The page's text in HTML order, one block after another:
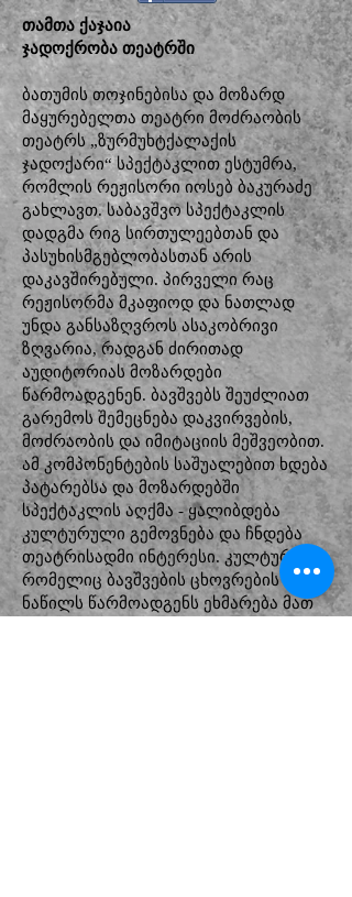
თამთა ქაჯაია
ჯადოქრობა თეატრში
ბათუმის თოჯინებისა და მოზარდ
მაყურებელთა თეატრი მოძრაობის
თეატრს „ზურმუხტქალაქის
ჯადოქარი“ სპექტაკლით ესტუმრა,
რომლის რეჟისორი იოსებ ბაკურაძე
გახლავთ. საბავშვო სპექტაკლის
დადგმა რიგ სირთულეებთან და
პასუხისმგებლობასთან არის
დაკავშირებული. პირველი რაც
რეჟისორმა მკაფიოდ და ნათლად
უნდა განსაზღვროს ასაკობრივი
ზღვარია, რადგან ძირითად
აუდიტორიას მოზარდები
წარმოადგენენ. ბავშვებს შეუძლიათ
გარემოს შემეცნება დაკვირვების,
მოძრაობის და იმიტაციის მეშვეობით.
ამ კომპონენტების საშუალებით ხდება
პატარებსა და მოზარდებში
სპექტაკლის აღქმა - ყალიბდება
კულტურული გემოვნება და ჩნდება
თეატრისადმი ინტერესი. კულტურა
რომელიც ბავშვების ცხოვრების
ნაწილს წარმოადგენს ეხმარება მათ